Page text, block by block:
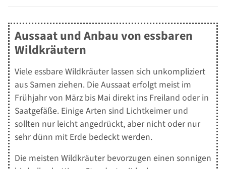
Aussaat und Anbau von essbaren
Wildkräutern
Viele essbare Wildkräuter lassen sich unkompliziert
aus Samen ziehen. Die Aussaat erfolgt meist im
Frühjahr von März bis Mai direkt ins Freiland oder in
Saatgefäße. Einige Arten sind Lichtkeimer und
sollten nur leicht angedrückt, aber nicht oder nur
sehr dünn mit Erde bedeckt werden.
Die meisten Wildkräuter bevorzugen einen sonnigen